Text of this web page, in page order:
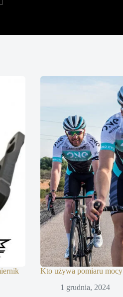
Kto używa pomiaru
1 grudnia, 2024